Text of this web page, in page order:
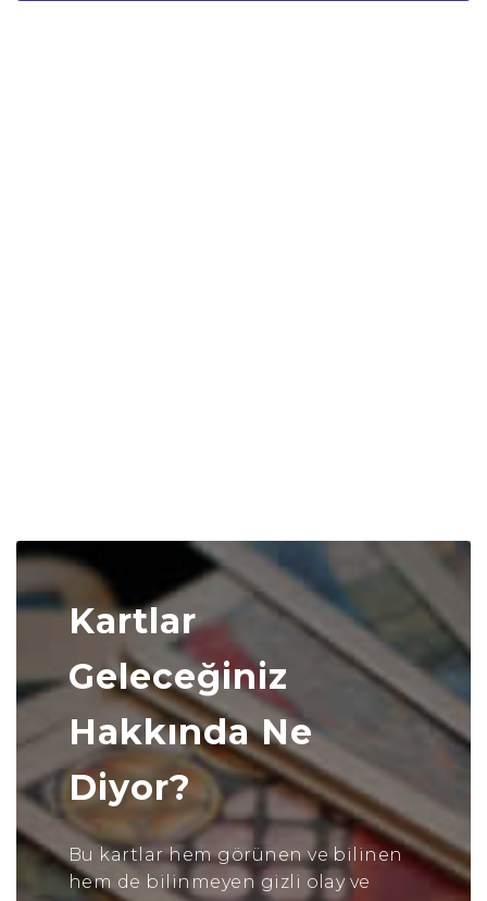
Kartlar
Geleceğiniz
Hakkında Ne
Diyor?
Bu kartlar hem görünen ve bilinen
hem de bilinmeyen gizli olay ve